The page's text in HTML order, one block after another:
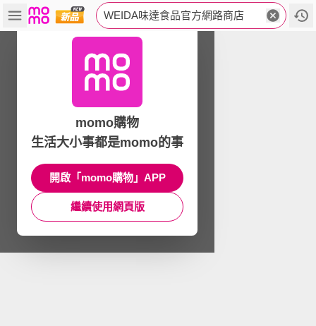
WEIDA味達食品官方網路商店
momo購物
生活大小事都是momo的事
開啟「momo購物」APP
繼續使用網頁版